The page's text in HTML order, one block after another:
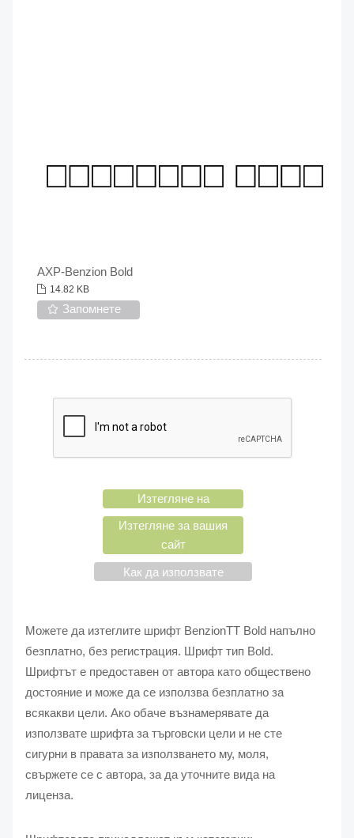
AXP-Benzion Bold
14.82 KB
Запомнете
Изтегляне на
Изтегляне за вашия
сайт
Как да използвате
Можете да изтеглите шрифт BenzionTT Bold напълно
безплатно, без регистрация. Шрифт тип Bold.
Шрифтът е предоставен от автора като обществено
достояние и може да се използва безплатно за
всякакви цели. Ако обаче възнамерявате да
използвате шрифта за търговски цели и не сте
сигурни в правата за използването му, моля,
свържете се с автора, за да уточните вида на
лиценза.